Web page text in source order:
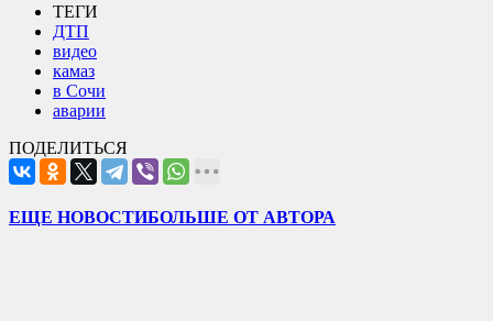
ТЕГИ
ДТП
видео
камаз
в Сочи
аварии
ПОДЕЛИТЬСЯ
ЕЩЕ НОВОСТИБОЛЬШЕ ОТ АВТОРА